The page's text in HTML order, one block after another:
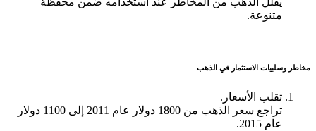
متنوعة.
مخاطر وسلبيات الاستثمار في الذهب
تقلب الأسعار.
تراجع سعر الذهب من 1800 دولار عام 2011 إلى 1100 دولار
عام 2015.